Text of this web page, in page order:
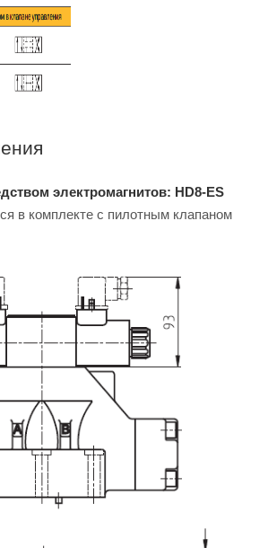
электромагнитов: HD8-ES
в комплекте с пилотным клапаном